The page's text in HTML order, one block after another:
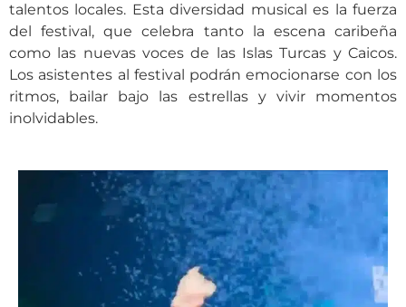
talentos locales. Esta diversidad musical es la fuerza
del festival, que celebra tanto la escena caribeña
como las nuevas voces de las Islas Turcas y Caicos.
Los asistentes al festival podrán emocionarse con los
ritmos, bailar bajo las estrellas y vivir momentos
inolvidables.